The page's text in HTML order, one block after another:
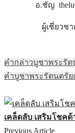
อ.ชัญ
ผู้เชี่ยวช
คํากล่าวบูชาพระรั
คําบูชาพระรัตนตรัย
เคล็ดลับ เสริมโชค
Previous Article